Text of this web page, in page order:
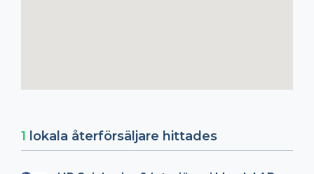
1 lokala återförsäljare hittades